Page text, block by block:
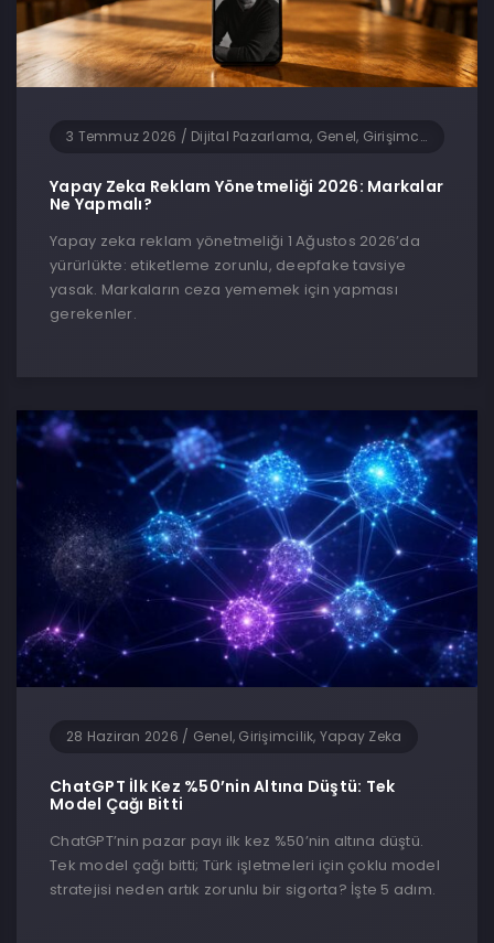
3 Temmuz 2026 / Dijital Pazarlama, Genel, Girişimcilik, Güncel Haberler, Sosyal Medya, Teknoloji, Yapay Zeka
Yapay Zeka Reklam Yönetmeliği 2026: Markalar
Ne Yapmalı?
Yapay zeka reklam yönetmeliği 1 Ağustos 2026’da
yürürlükte: etiketleme zorunlu, deepfake tavsiye
yasak. Markaların ceza yememek için yapması
gerekenler.
28 Haziran 2026 / Genel, Girişimcilik, Yapay Zeka
ChatGPT İlk Kez %50’nin Altına Düştü: Tek
Model Çağı Bitti
ChatGPT’nin pazar payı ilk kez %50’nin altına düştü.
Tek model çağı bitti; Türk işletmeleri için çoklu model
stratejisi neden artık zorunlu bir sigorta? İşte 5 adım.